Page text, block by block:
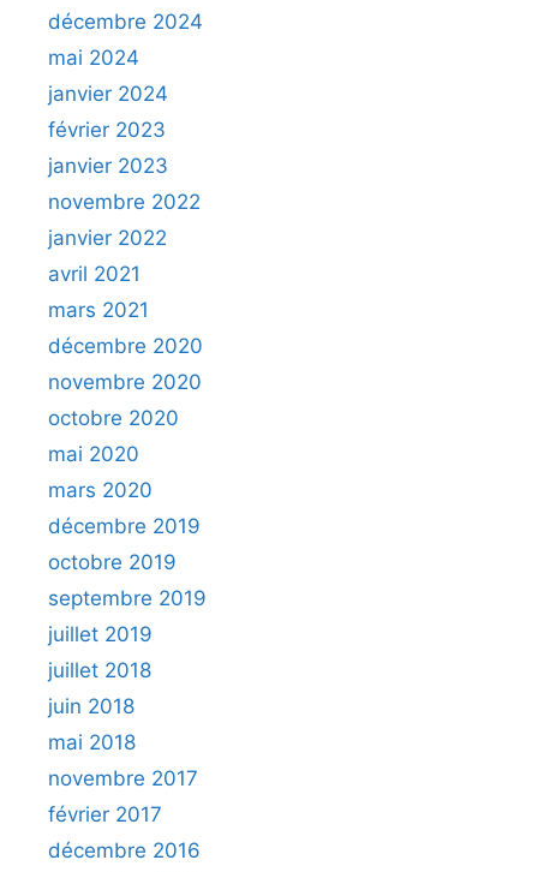
décembre 2024
mai 2024
janvier 2024
février 2023
janvier 2023
novembre 2022
janvier 2022
avril 2021
mars 2021
décembre 2020
novembre 2020
octobre 2020
mai 2020
mars 2020
décembre 2019
octobre 2019
septembre 2019
juillet 2019
juillet 2018
juin 2018
mai 2018
novembre 2017
février 2017
décembre 2016